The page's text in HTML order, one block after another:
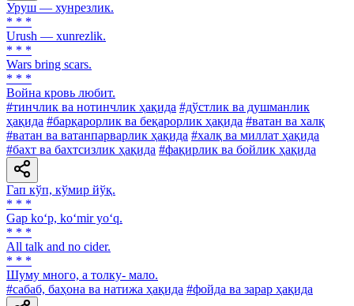
Уруш — хунрезлик.
* * *
Urush — xunrezlik.
* * *
Wars bring scars.
* * *
Война кровь любит.
#тинчлик ва нотинчлик ҳақида #дўстлик ва душманлик
ҳақида #барқарорлик ва беқарорлик ҳақида #ватан ва халқ
#ватан ва ватанпарварлик ҳақида #халқ ва миллат ҳақида
#бахт ва бахтсизлик ҳақида #фақирлик ва бойлик ҳақида
Гап кўп, кўмир йўқ.
* * *
Gap ko‘p, ko‘mir yo‘q.
* * *
All talk and no cider.
* * *
Шуму много, а толку- мало.
#сабаб, баҳона ва натижа ҳақида #фойда ва зарар ҳақида